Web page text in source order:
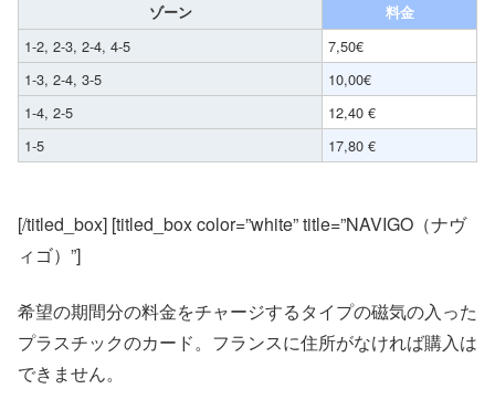
ゾーン
料金
1-2, 2-3, 2-4, 4-5
7,50€
1-3, 2-4, 3-5
10,00€
1-4, 2-5
12,40 €
1-5
17,80 €
[/titled_box] [titled_box color=”white” title=”NAVIGO（ナヴ
ィゴ）”]
希望の期間分の料金をチャージするタイプの磁気の入った
プラスチックのカード。フランスに住所がなければ購入は
できません。